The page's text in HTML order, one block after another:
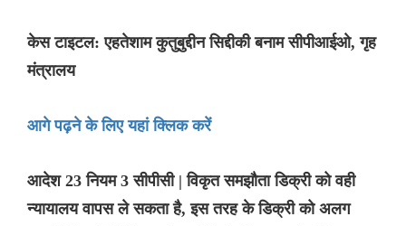
केस टाइटल: एहतेशाम कुतुबुद्दीन सिद्दीकी बनाम सीपीआईओ, गृह
मंत्रालय
आगे पढ़ने के लिए यहां क्लिक करें
आदेश 23 नियम 3 सीपीसी | विकृत समझौता डिक्री को वही
न्यायालय वापस ले सकता है, इस तरह के डिक्री को अलग